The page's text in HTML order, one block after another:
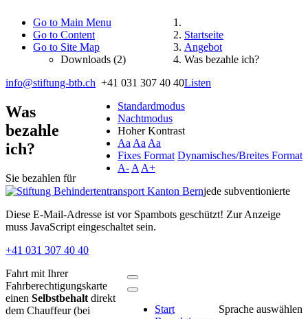
Go to Main Menu
Go to Content
Go to Site Map
Downloads (2)
info@stiftung-btb.ch +41 031 307 40 40
Standardmodus
Nachtmodus
Hoher Kontrast
Aa Aa Aa
Fixes Format Dynamisches/Breites Format
A- A A+
Diese E-Mail-Adresse ist vor Spambots geschützt! Zur Anzeige
muss JavaScript eingeschaltet sein.
+41 031 307 40 40
Sprache auswählen
Start
Startseite
Angebot
Was bezahle ich?
Listen
Was
bezahle
ich?
Sie bezahlen für
jede subventionierte
Fahrt mit Ihrer
Fahrberechtigungskarte
einen Selbstbehalt direkt
dem Chauffeur (bei